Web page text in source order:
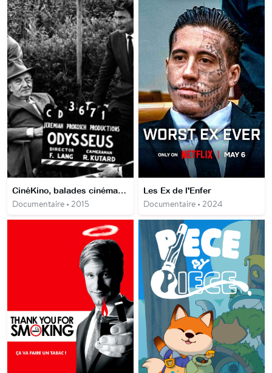
CinéKino, balades cinématographiques entre la France et l’Allemagne
Documentaire • 2015
Les Ex de l'Enfer
Documentaire • 2024